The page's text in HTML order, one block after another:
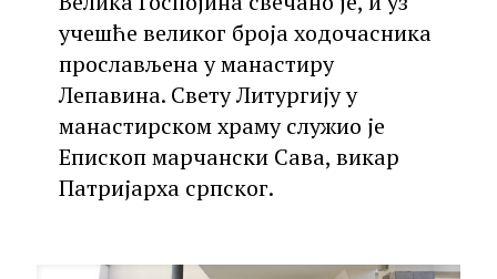
учешће великог броја ходочасника
прослављена у манастиру
Лепавина. Свету Литургију у
манастирском храму служио је
Епископ марчански Сава, викар
Патријарха српског.